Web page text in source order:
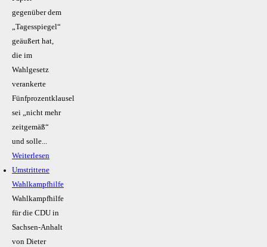
gegenüber dem
„Tagesspiegel“
geäußert hat,
die im
Wahlgesetz
verankerte
Fünfprozentklausel
sei „nicht mehr
zeitgemäß“
und solle...
Weiterlesen
Umstrittene
Wahlkampfhilfe
Wahlkampfhilfe
für die CDU in
Sachsen-Anhalt
von Dieter